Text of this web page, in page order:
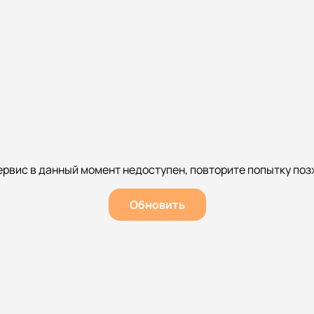
в данный момент недоступен, повторите попытку
Обновить